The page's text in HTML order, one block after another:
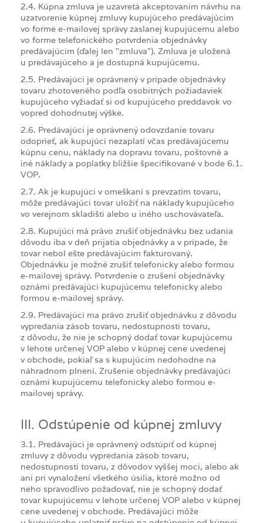
2.4. Kúpna zmluva je uzavretá akceptovaním návrhu na
uzatvorenie kúpnej zmluvy kupujúceho predávajúcim
vo forme e-mailovej správy zaslanej kupujúcemu alebo
vo forme telefonického potvrdenia objednávky
predávajúcim (ďalej len "zmluva"). Zmluva je uložená
u predávajúceho a je dostupná kupujúcemu.
2.5. Predávajúci je oprávnený v prípade objednávky
tovaru zhotoveného podľa osobitných požiadaviek
kupujúceho vyžiadať si od kupujúceho preddavok vo
vopred dohodnutej výške.
2.6. Predávajúci je oprávnený odovzdanie tovaru
odoprieť, ak kupujúci nezaplatí včas predávajúcemu
kúpnu cenu, náklady na dopravu tovaru, poštovné a
iné náklady a poplatky bližšie špecifikované v bode 6.1.
VOP.
2.7. Ak je kupujúci v omeškaní s prevzatím tovaru,
môže predávajúci tovar uložiť na náklady kupujúceho
vo verejnom skladišti alebo u iného uschovávateľa.
2.8. Kupujúci má právo zrušiť objednávku bez udania
dôvodu iba v deň prijatia objednávky a v prípade, že
tovar nebol ešte predávajúcim fakturovaný.
Objednávku je možné zrušiť telefonicky alebo formou
e-mailovej správy. Potvrdenie o zrušení objednávky
oznámi predávajúci kupujúcemu telefonicky alebo
formou e-mailovej správy.
2.9. Predávajúci ma právo zrušiť objednávku z dôvodu
vypredania zásob tovaru, nedostupnosti tovaru,
z dôvodu, že nie je schopný dodať tovar kupujúcemu
v lehote určenej VOP alebo v kúpnej cene uvedenej
v obchode, pokiaľ sa s kupujúcim nedohodne na
náhradnom plnení. Zrušenie objednávky predávajúci
oznámi kupujúcemu telefonicky alebo formou e-
mailovej správy.
III. Odstúpenie od kúpnej zmluvy
3.1. Predávajúci je oprávnený odstúpiť od kúpnej
zmluvy z dôvodu vypredania zásob tovaru,
nedostupnosti tovaru, z dôvodov vyššej moci, alebo ak
ani pri vynaložení všetkého úsilia, ktoré možno od
neho spravodlivo požadovať, nie je schopný dodať
tovar kupujúcemu v lehote určenej VOP alebo v kúpnej
cene uvedenej v obchode. Predávajúci môže